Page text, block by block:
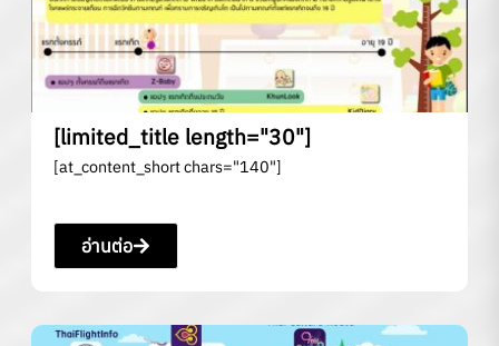
[limited_title length="30"]
[at_content_short chars="140"]
อ่านต่อ